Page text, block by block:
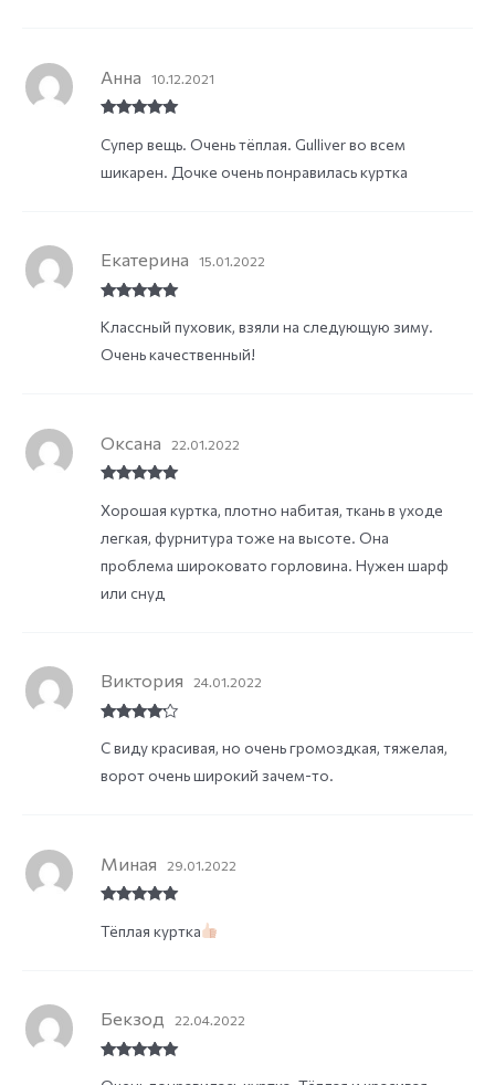
of 5
Анна 10.12.2021
Супер вещь. Очень тёплая. Gulliver во всем
шикарен. Дочке очень понравилась куртка
of 5
Екатерина 15.01.2022
Классный пуховик, взяли на следующую зиму.
Очень качественный!
of 5
Оксана 22.01.2022
Хорошая куртка, плотно набитая, ткань в уходе
легкая, фурнитура тоже на высоте. Она
проблема широковато горловина. Нужен шарф
или снуд
out of 5
Виктория 24.01.2022
С виду красивая, но очень громоздкая, тяжелая,
ворот очень широкий зачем-то.
of 5
Миная 29.01.2022
Тёплая куртка
Бекзод 22.04.2022